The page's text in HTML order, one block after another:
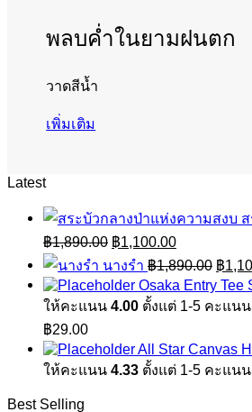
พลบค่ำในยามฝนตก
วาดสีน้ำ
เพิ่มเติม
Latest
฿1,890.00 Original
price
was:
฿1,890.00.
฿1,100.00Current
price
is:
฿1,100.00.
นางรำ ฿1,890.00
price
was:
฿
฿
Osaka Entry Tee
ให้คะแนน 4.00 ตั้งแต่ 1-5 คะแนน
฿29.00
All Star Canvas
ให้คะแนน 4.33 ตั้งแต่ 1-5 คะแนน
Best Selling